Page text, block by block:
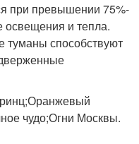
при превышении 75%-
освещения и тепла.
туманы способствуют
чудо;Огни Москвы.